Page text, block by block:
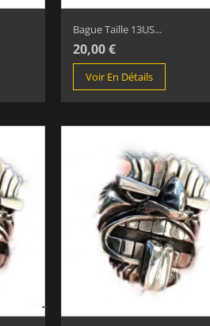
Bague Taille 13US...
20,00 €
Voir En Détails